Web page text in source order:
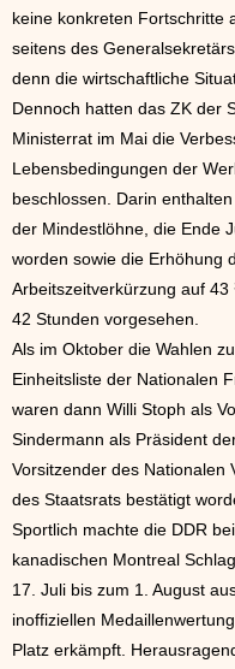
keine konkreten Fortschritte
seitens des
denn die wirtschaftliche
Dennoch hatten das ZK der
Ministerrat im Mai die
Lebensbedingungen der
beschlossen. Darin
der Mindestlöhne, die Ende
worden sowie die Erhöhung
Arbeitszeitverkürzung auf
42 Stunden vorgesehen.
Als im Oktober die Wahlen
Einheitsliste der Nationalen
waren dann Willi Stoph als
Sindermann als Präsident
Vorsitzender des Nationalen
des Staatsrats bestätigt
Sportlich machte die DDR
kanadischen Montreal
17. Juli bis zum 1. August
inoffiziellen
Platz erkämpft.